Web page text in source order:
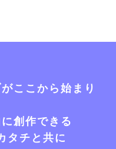
ここから始まり
創作できる
タチと共に